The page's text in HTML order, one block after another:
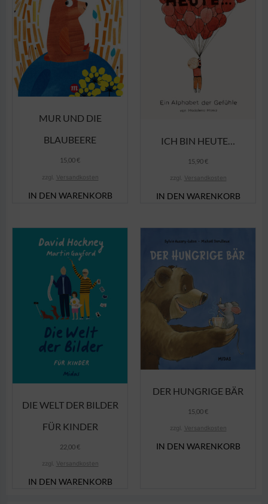
MUR UND DIE
BLAUBEERE
15,00€
zzgl. Versandkosten
IN DEN WARENKORB
ICH BIN HEUTE…
15,90€
zzgl. Versandkosten
IN DEN WARENKORB
DIE WELT DER BILDER
FÜR KINDER
22,00€
zzgl. Versandkosten
IN DEN WARENKORB
DER HUNGRIGE BÄR
15,00€
zzgl. Versandkosten
IN DEN WARENKORB